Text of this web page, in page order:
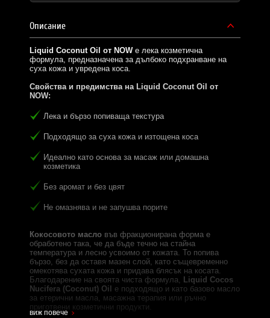
Описание
Liquid Coconut Oil от NOWе лека козметична
формула, предназначена за дълбоко подхранване на
суха кожа и увредена коса.
Свойства и предимства на Liquid Coconut Oil от
NOW:
Лека и бързо попиваща текстура
Подходящо за суха кожа и изтощена коса
Идеално като основа за масаж или домашна
козметика
Без аромат и без цвят
Не омазнява и не запушва порите
Кокосовото масло във фракционирана форма е
обработено така, че да бъде течно на стайна
температура и лесно усвоимо от кожата. То попива
бързо, без да оставя мазен слой, като същевременно
омекотява сухата кожа и придава блясък на косата.
Благодарение на своята чиста формула, Liquid Cocos
Nucifera (Coconut) Oil
е подходящо и като базово масло
за етерични масла, масажна терапия или ръчно
приготвени козметични продукти.
виж повече